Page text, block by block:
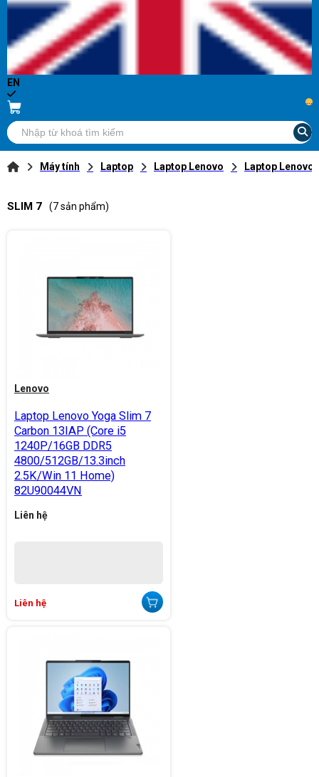
EN
...
Máy tính Laptop Laptop Lenovo Laptop Lenovo
SLIM 7 (7 sản phẩm)
Lenovo
Laptop Lenovo Yoga Slim 7
Carbon 13IAP (Core i5
1240P/16GB DDR5
4800/512GB/13.3inch
2.5K/Win 11 Home)
82U90044VN
Liên hệ
Liên hệ